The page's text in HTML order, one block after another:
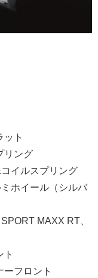
ット
リング
イルスプリング
ホイール（シルバ
MAXX RT、
ト
ーフロント